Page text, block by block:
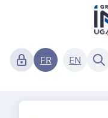
FR EN